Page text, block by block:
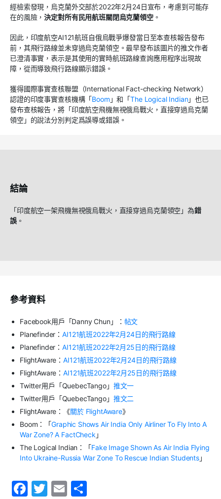
經檢索發現，烏克蘭外交部於2022年2月24日宣布，考慮到可能存
在的風險，決定對所有民用航班關閉烏克蘭領空。
因此，印度航空AI121航班自俄烏戰爭爆發當日至本查核報告發布
前，其飛行路線並未穿過烏克蘭領空。最早發布該圖片的推文作者
已澄清事實，表示是其使用的實時航班路線查詢應用程序出現故
障，從而導致飛行路線顯示錯誤。
獲得國際事實查核聯盟（International Fact-checking Network）
認證的印度事實查核機構「Boom 」和「The Logical Indian」也已
發布查核報告，將「印度航空飛機無視俄烏戰火，直接穿過烏克蘭
領空」的說法分別判定爲誤導或錯誤。
結論
「印度航空一架飛機無視俄烏戰火，直接穿過烏克蘭領空」為錯
誤。
參考資料
Facebook用戶「Danny Chun」： 帖文
Planefinder：AI121航班2022年2月24日的飛行路線
Planefinder：AI121航班2022年2月25日的飛行路線
FlightAware：AI121航班2022年2月24日的飛行路線
FlightAware：AI121航班2022年2月25日的飛行路線
Twitter用戶「QuebecTango」 推文一
Twitter用戶「QuebecTango」 推文二
FlightAware：《關於 FlightAware》
Boom：「Graphic Shows Air India Only Airliner To Fly Into A
War Zone? A FactCheck 」
The Logical Indian：「Fake Image Shown As Air India Flying
Into Ukraine-Russia War Zone To Rescue Indian Students」
F
T
E